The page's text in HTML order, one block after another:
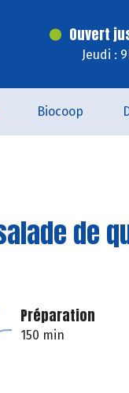
Ouvert
Jeudi :
Biocoop
de
Préparation
150 min